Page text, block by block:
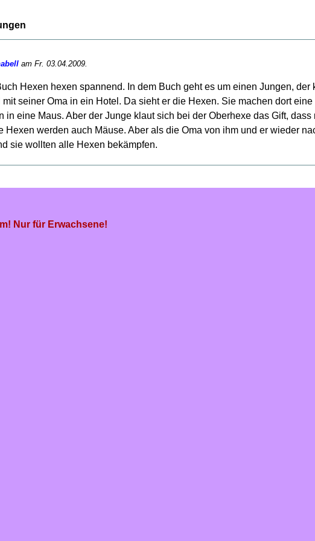
am Fr. 03.04.2009.
Hexen hexen spannend. In dem Buch geht es um einen Jungen,
mit seiner Oma in ein Hotel. Da sieht er die Hexen. Sie machen dort
in eine Maus. Aber der Junge klaut sich bei der Oberhexe das Gift,
Hexen werden auch Mäuse. Aber als die Oma von ihm und er wieder
sie wollten alle Hexen bekämpfen.
Nur für Erwachsene!